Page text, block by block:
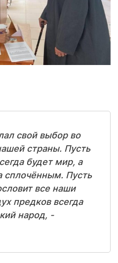
свой выбор во
страны. Пусть
будет мир, а
сплочённым. Пусть
все наши
предков всегда
народ, -